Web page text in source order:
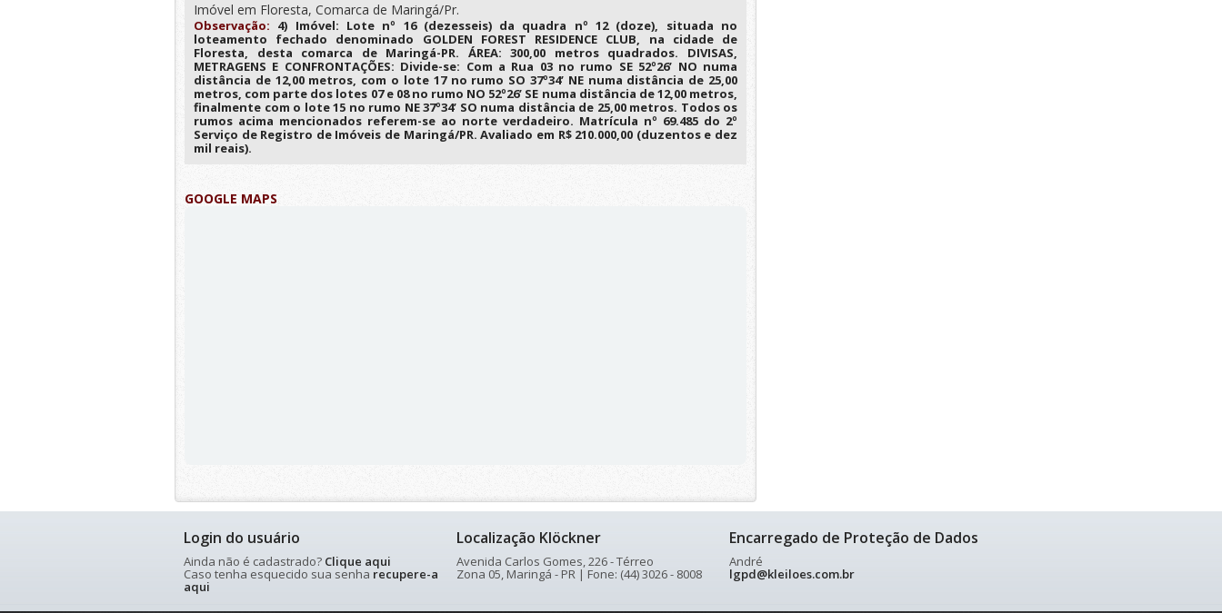
Imóvel em Floresta, Comarca de Maringá/Pr.
Observação: 4) Imóvel: Lote nº 16 (dezesseis) da quadra nº 12 (doze), situada no
loteamento fechado denominado GOLDEN FOREST RESIDENCE CLUB, na cidade de
Floresta, desta comarca de Maringá-PR. ÁREA: 300,00 metros quadrados. DIVISAS,
METRAGENS E CONFRONTAÇÕES: Divide-se: Com a Rua 03 no rumo SE 52º26’ NO numa
distância de 12,00 metros, com o lote 17 no rumo SO 37º34’ NE numa distância de 25,00
metros, com parte dos lotes 07 e 08 no rumo NO 52º26’ SE numa distância de 12,00 metros,
finalmente com o lote 15 no rumo NE 37º34’ SO numa distância de 25,00 metros. Todos os
rumos acima mencionados referem-se ao norte verdadeiro. Matrícula nº 69.485 do 2º
Serviço de Registro de Imóveis de Maringá/PR. Avaliado em R$ 210.000,00 (duzentos e dez
mil reais).
GOOGLE MAPS
Login do usuário
Ainda não é cadastrado? Clique aqui
Caso tenha esquecido sua senha recupere-a
aqui
Localização Klöckner
Avenida Carlos Gomes, 226 - Térreo
Zona 05, Maringá - PR | Fone: (44) 3026 - 8008
Encarregado de Proteção de Dados
André
lgpd@kleiloes.com.br